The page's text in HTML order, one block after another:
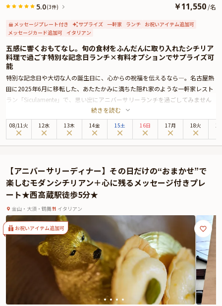
5.0(3件) ￥11,550 /名
メッセージプレート付き サプライズ 一軒家 ランチ お祝いアイテム追加可
メッセージカード追加可 イタリアン
五感に響くおもてなし。旬の食材をふんだんに取り入れたシチリア
料理で過ごす特別な記念日ランチ×有料オプションでサプライズ可
能
特別な記念日や大切な人の誕生日に、心からの祝福を伝えるなら―。名古屋熱
田に2025年6月に移転した、あたたかみに満ちた隠れ家のような一軒家レスト
ラン「Siculamente」で、思い出にアニバーサリーランチを過ごしてみません
オーナーシェフ・伊藤吉暢氏が腕を振るう“おまかせ”スタイルのモダンシチリ
ア料理は、定番のメニューはなく、お客様の好みや苦手な食材をヒアリング
り付けなど、見た目にも華やかなプレゼンテーションが魅力。さらに、アニバ
ーサリープランでは、心温まるメッセージ付きプレートもご用意。
シェフとの会話から生まれるワインのマリアージュも格別で、料理や気分に寄
り添う一本を提案してくれるのも嬉しいポイント。心地よい空間、美しい料
理、心からのもてなしが揃ったこの場所で、大切な人とともに記憶に残る至福
のひとときをお過ごしください。
さらに本プランでは、有料オプションで、主役の方へのサプライズにぴったり
な花束・ギフト・カスタマイズ可能なメッセージカードなどをお付けすること
が出来ます。メッセージカードは着席時に、花束やギフトはデザートタイムに
ご予約主様にお渡し致しますので、サプライズにお役立てください。詳しくは
本ページ中段の「お祝いアイテム」の欄で、選んで頂けます。
続きを読む
08/11火 12水 13木 14金 15土 16日 17月 18火
【アニバーサリーディナー】その日だけの“おまかせ”で
楽しむモダンシチリアン＋心に残るメッセージ付きプレ
ート★西高蔵駅徒歩5分★
金山・大須・鶴舞 イタリアン
お祝いアイテム追加可